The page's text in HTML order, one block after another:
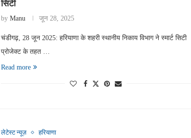
सिटी
by Manu जून 28, 2025
चंडीगढ़, 28 जून 2025: हरियाणा के शहरी स्थानीय निकाय विभाग ने स्मार्ट सिटी
प्रोजेक्ट के तहत …
Read more
लेटेस्ट न्यूज़ हरियाणा